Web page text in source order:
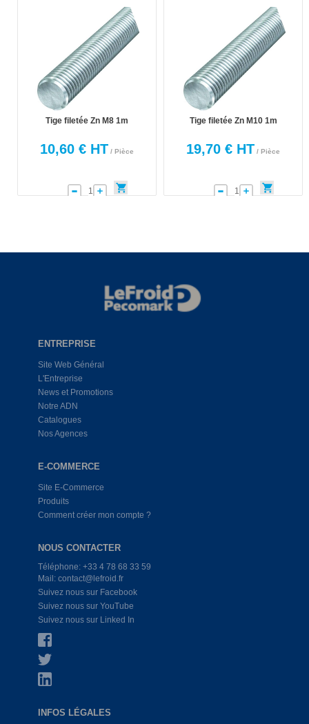
Tige filetée Zn M8 1m
10,60 € HT / Pièce
Tige filetée Zn M10 1m
19,70 € HT / Pièce
ENTREPRISE
Site Web Général
L'Entreprise
News et Promotions
Notre ADN
Catalogues
Nos Agences
E-COMMERCE
Site E-Commerce
Produits
Comment créer mon compte ?
NOUS CONTACTER
Téléphone: +33 4 78 68 33 59
Mail: contact@lefroid.fr
Suivez nous sur Facebook
Suivez nous sur YouTube
Suivez nous sur Linked In
INFOS LÉGALES